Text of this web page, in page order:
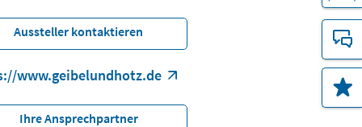
Aussteller kontaktieren
www.geibelundhotz.de
Ihre Ansprechpartner